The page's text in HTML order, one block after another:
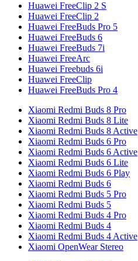
Huawei FreeClip 2 S
Huawei FreeClip 2
Huawei FreeBuds Pro 5
Huawei FreeBuds 6
Huawei FreeBuds 7i
Huawei FreeArc
Huawei Freebuds 6i
Huawei FreeClip
Huawei FreeBuds Pro 4
Xiaomi Redmi Buds 8 Pro
Xiaomi Redmi Buds 8 Lite
Xiaomi Redmi Buds 8 Active
Xiaomi Redmi Buds 6 Pro
Xiaomi Redmi Buds 6 Active
Xiaomi Redmi Buds 6 Lite
Xiaomi Redmi Buds 6 Play
Xiaomi Redmi Buds 6
Xiaomi Redmi Buds 5 Pro
Xiaomi Redmi Buds 5
Xiaomi Redmi Buds 4 Pro
Xiaomi Redmi Buds 4
Xiaomi Redmi Buds 4 Active
Xiaomi OpenWear Stereo